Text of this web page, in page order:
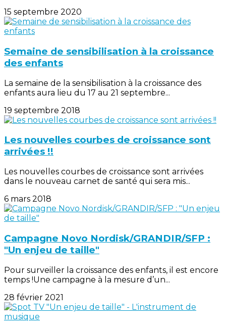
15 septembre 2020
Semaine de sensibilisation à la croissance
des enfants
La semaine de la sensibilisation à la croissance des
enfants aura lieu du 17 au 21 septembre...
19 septembre 2018
Les nouvelles courbes de croissance sont
arrivées !!
Les nouvelles courbes de croissance sont arrivées
dans le nouveau carnet de santé qui sera mis...
6 mars 2018
Campagne Novo Nordisk/GRANDIR/SFP :
"Un enjeu de taille"
Pour surveiller la croissance des enfants, il est encore
temps !Une campagne à la mesure d’un...
28 février 2021